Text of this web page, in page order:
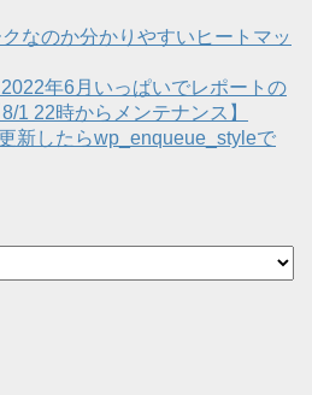
なのか分かりやすいヒートマッ
年6月いっぱいでレポートの
1 22時からメンテナンス】
新したらwp_enqueue_styleで